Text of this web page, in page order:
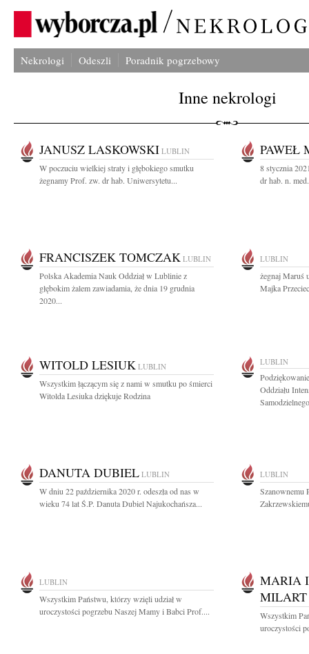
Nekrologi Odeszli Poradnik pogrzebowy
Inne nekrologi
JANUSZ LASKOWSKI LUBLIN
W poczuciu wielkiej straty i głębokiego smutku
żegnamy Prof. zw. dr hab. Uniwersytetu...
PAWEŁ
8 stycznia
dr hab. n.
FRANCISZEK TOMCZAK LUBLIN
Polska Akademia Nauk Oddział w Lublinie z
głębokim żalem zawiadamia, że dnia 19 grudnia
2020...
LUBLIN
żegnaj Maruś
Majka
WITOLD LESIUK LUBLIN
Wszystkim łączącym się z nami w smutku po śmierci
Witolda Lesiuka dziękuje Rodzina
LUBLIN
Oddziału
DANUTA DUBIEL LUBLIN
W dniu 22 października 2020 r. odeszła od nas w
wieku 74 lat Ś.P. Danuta Dubiel Najukochańsza...
LUBLIN
Szanownemu
LUBLIN
Wszystkim Państwu, którzy wzięli udział w
uroczystości pogrzebu Naszej Mamy i Babci Prof....
MARIA
MILART
Wszystkim
uroczystości